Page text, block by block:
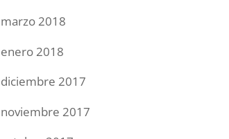
marzo 2018
enero 2018
diciembre 2017
noviembre 2017